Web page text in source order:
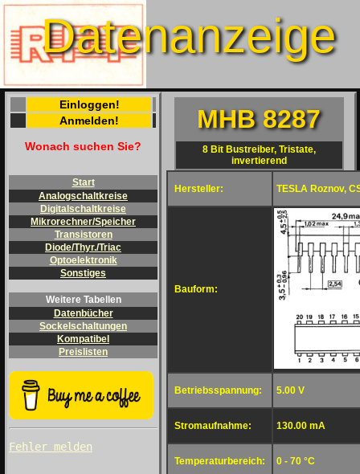
Datenanzeige
Einloggen!
Anmelden!
Wonach suchen Sie?
Start
Analogschaltkreise
Digitalschaltkreise
Mikrorechner/Speicher
Transistoren
Diode/Thyr./Triac
Optoelektronik
Sonstiges
Weitere Tabellen
Datenbücher
Sockelschaltungen
Kompatibel
Preislisten
Fehler melden
MHB 8287
8 Bit Bustreiber, Tristate,
invertierend
Hersteller: TESLA Roznov,
Bauform:
Betriebsspannung: 5.00 V
Stromaufnahme: 130.00 mA
Temperaturbereich: 0 - 70 °C